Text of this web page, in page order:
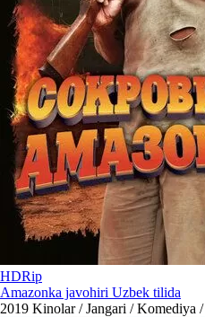
HDRip
Amazonka javohiri Uzbek tilida
2019 Kinolar / Jangari /